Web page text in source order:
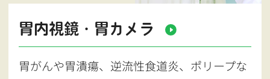
胃内視鏡・胃カメラ
胃がんや胃潰瘍、逆流性食道炎、ポリープな